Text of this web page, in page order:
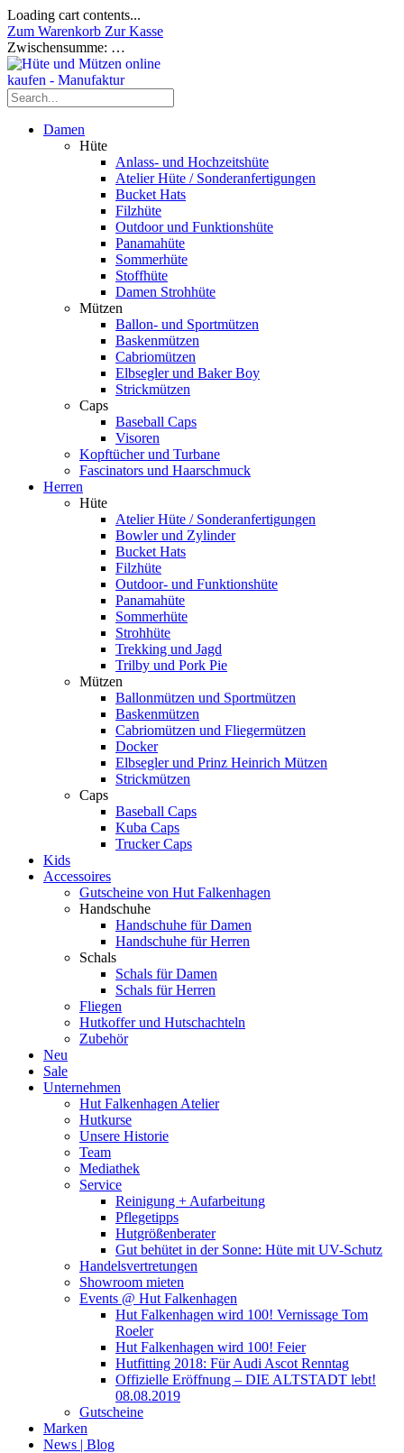
Loading cart contents...
Zum Warenkorb Zur Kasse
Zwischensumme: …
Damen
Hüte
Anlass- und Hochzeitshüte
Atelier Hüte / Sonderanfertigungen
Bucket Hats
Filzhüte
Outdoor und Funktionshüte
Panamahüte
Sommerhüte
Stoffhüte
Damen Strohhüte
Mützen
Ballon- und Sportmützen
Baskenmützen
Cabriomützen
Elbsegler und Baker Boy
Strickmützen
Caps
Baseball Caps
Visoren
Kopftücher und Turbane
Fascinators und Haarschmuck
Herren
Hüte
Atelier Hüte / Sonderanfertigungen
Bowler und Zylinder
Bucket Hats
Filzhüte
Outdoor- und Funktionshüte
Panamahüte
Sommerhüte
Strohhüte
Trekking und Jagd
Trilby und Pork Pie
Mützen
Ballonmützen und Sportmützen
Baskenmützen
Cabriomützen und Fliegermützen
Docker
Elbsegler und Prinz Heinrich Mützen
Strickmützen
Caps
Baseball Caps
Kuba Caps
Trucker Caps
Kids
Accessoires
Gutscheine von Hut Falkenhagen
Handschuhe
Handschuhe für Damen
Handschuhe für Herren
Schals
Schals für Damen
Schals für Herren
Fliegen
Hutkoffer und Hutschachteln
Zubehör
Neu
Sale
Unternehmen
Hut Falkenhagen Atelier
Hutkurse
Unsere Historie
Team
Mediathek
Service
Reinigung + Aufarbeitung
Pflegetipps
Hutgrößenberater
Gut behütet in der Sonne: Hüte mit UV-Schutz
Handelsvertretungen
Showroom mieten
Events @ Hut Falkenhagen
Hut Falkenhagen wird 100! Vernissage Tom
Roeler
Hut Falkenhagen wird 100! Feier
Hutfitting 2018: Für Audi Ascot Renntag
Offizielle Eröffnung – DIE ALTSTADT lebt!
08.08.2019
Gutscheine
Marken
News | Blog